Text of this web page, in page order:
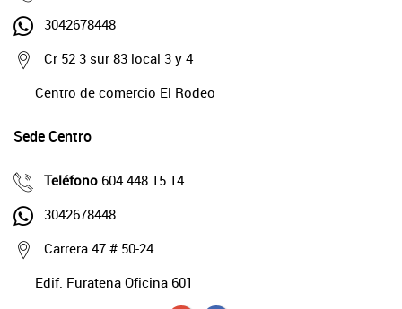
3042678448
Cr 52 3 sur 83 local 3 y 4
Centro de comercio El Rodeo
Sede Centro
Teléfono 604 448 15 14
3042678448
Carrera 47 # 50-24
Edif. Furatena Oficina 601